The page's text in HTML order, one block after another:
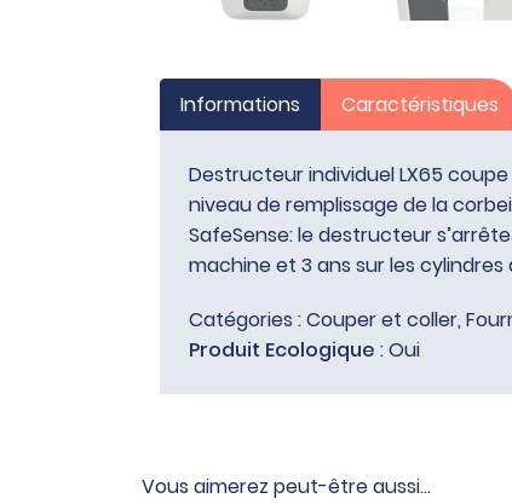
Informations Caractéristiques
Destructeur individuel LX65
niveau de remplissage de la
SafeSense: le destructeur
machine et 3 ans sur les cylindres
Catégories :Couper et coller,
Produit Ecologique : Oui
Vous aimerez peut-être aussi…